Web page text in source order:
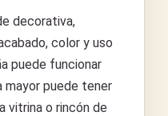
decorativa,
color y uso
puede funcionar
mayor puede tener
vitrina o rincón de